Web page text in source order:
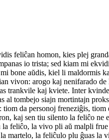
feliĉan homon, kies plej
io trista; sed kiam mi
bone aŭdis, kiel li
arogo kaj nenifarado
trankvile kaj kviete. Inter
al tombejo siajn mortintajn
da personoj freneziĝis,
kaj sen tiu silento la feliĉo
feliĉo, la vivo pli aŭ malpli
martelo, la feliĉulo plu ĝuas